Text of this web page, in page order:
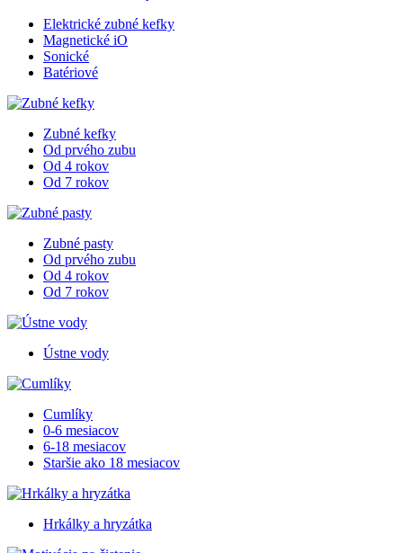
Elektrické zubné kefky
Magnetické iO
Sonické
Batériové
Zubné kefky
Od prvého zubu
Od 4 rokov
Od 7 rokov
Zubné pasty
Od prvého zubu
Od 4 rokov
Od 7 rokov
Ústne vody
Cumlíky
0-6 mesiacov
6-18 mesiacov
Staršie ako 18 mesiacov
Hrkálky a hryzátka